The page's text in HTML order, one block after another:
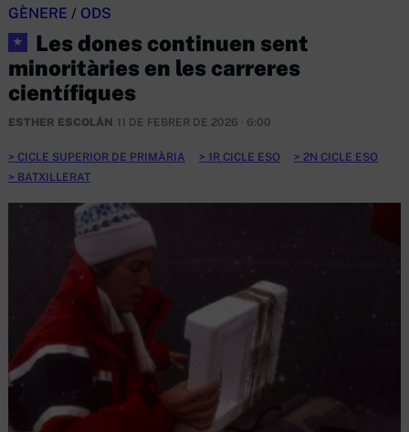
GÈNERE / ODS
★
Les dones continuen sent
minoritàries en les carreres
científiques
ESTHER ESCOLÁN 11 DE FEBRER DE 2026 · 6:00
CICLE SUPERIOR DE PRIMÀRIA 1R CICLE ESO
2N CICLE ESO
BATXILLERAT